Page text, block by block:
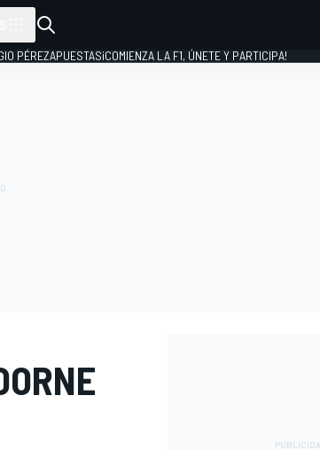
PÉREZAPUESTAS¡COMIENZA LA F1, ÚNETE Y PARTICIPA!